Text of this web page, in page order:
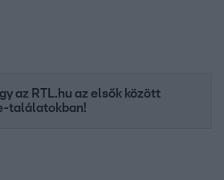
az RTL.hu az elsők között
találatokban!